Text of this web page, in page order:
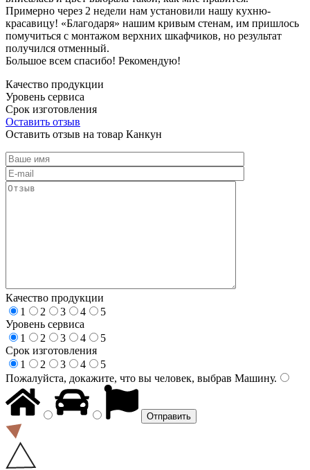
Примерно через 2 недели нам установили нашу кухню-
красавицу! «Благодаря» нашим кривым стенам, им пришлось
помучиться с монтажом верхних шкафчиков, но результат
получился отменный.
Большое всем спасибо! Рекомендую!
Качество продукции
Уровень сервиса
Срок изготовления
Оставить отзыв
Оставить отзыв на товар Канкун
Качество продукции
1
2 3 4
5
Уровень сервиса
1
2 3 4
5
Срок изготовления
1
2 3 4
5
Пожалуйста, докажите, что вы человек, выбрав Машину.